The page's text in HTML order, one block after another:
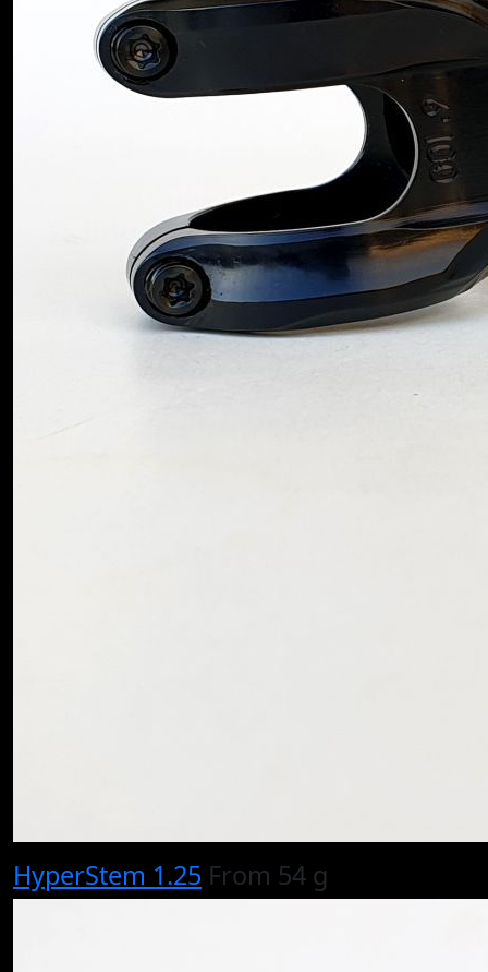
HyperStem 1.25 From 54 g